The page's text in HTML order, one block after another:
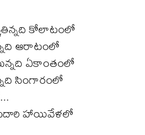
కోలాటంలో
ఆరాటంలో
ఏకాంతంలో
సింగారంలో
హాయివేళలో